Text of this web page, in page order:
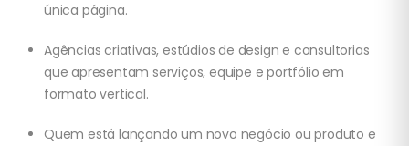
única página.
Agências criativas, estúdios de design e consultorias
que apresentam serviços, equipe e portfólio em
formato vertical.
Quem está lançando um novo negócio ou produto e